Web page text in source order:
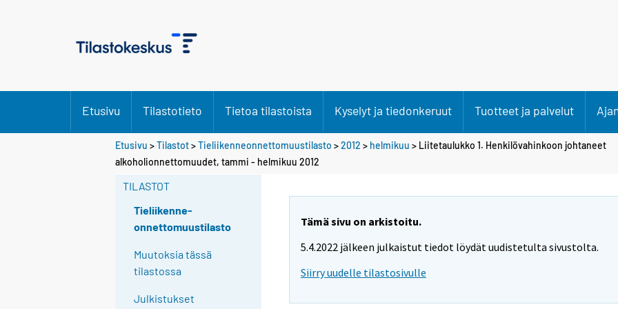
Etusivu Tilastotieto Tietoa tilastoista Kyselyt ja tiedonkeruut Tuotteet ja palvelut
Etusivu >Tilastot>Tieliikenneonnettomuustilasto >2012 > helmikuu > Liitetaulukko 1. Henkilövahinkoon johtaneet
alkoholionnettomuudet, tammi - helmikuu 2012
TILASTOT
Tieliikenne-
onnettomuustilasto
Muutoksia tässä
tilastossa
Julkistukset
Tämä sivu on arkistoitu.
5.4.2022 jälkeen julkaistut tiedot löydät uudistetulta sivustolta.
Siirry uudelle tilastosivulle